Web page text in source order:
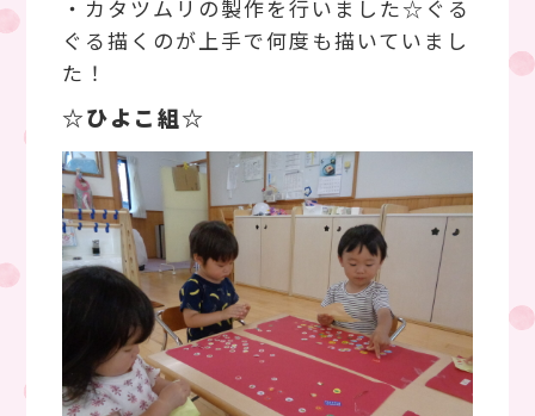
・カタツムリの製作を行いました☆ぐる
ぐる描くのが上手で何度も描いていまし
た！
☆ひよこ組☆